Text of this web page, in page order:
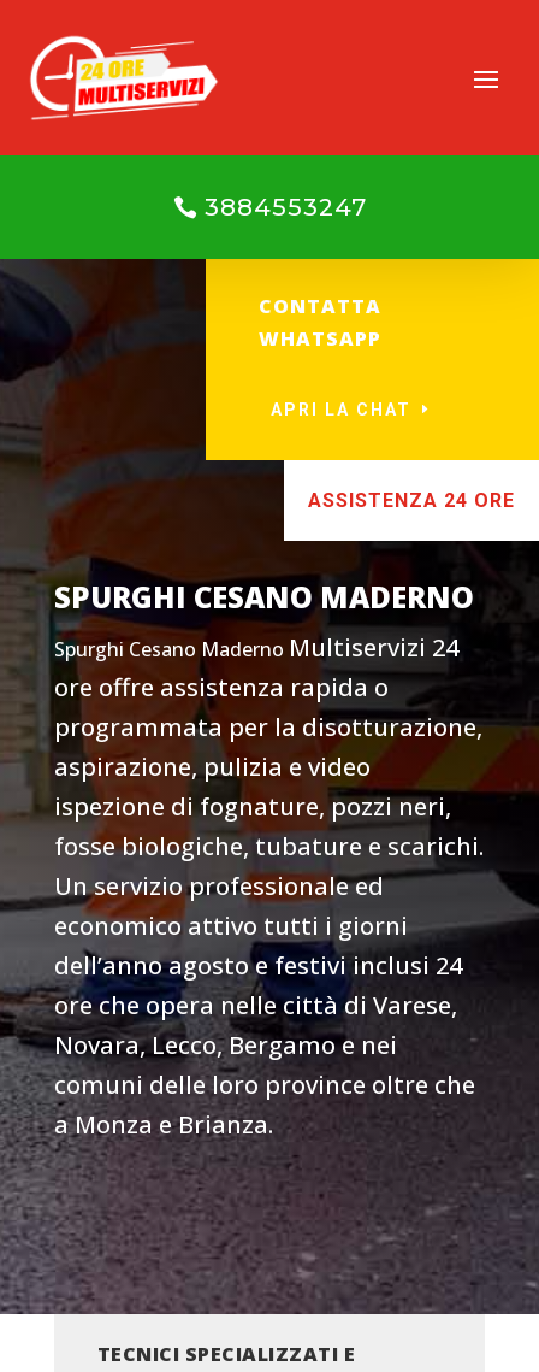
3884553247
CONTATTA
WHATSAPP
APRI LA CHAT
ASSISTENZA 24 ORE
SPURGHI CESANO MADERNO
Spurghi Cesano Maderno Multiservizi 24
ore offre assistenza rapida o
programmata per la disotturazione,
aspirazione, pulizia e video
ispezione di fognature, pozzi neri,
fosse biologiche, tubature e scarichi.
Un servizio professionale ed
economico attivo tutti i giorni
dell’anno agosto e festivi inclusi 24
ore che opera nelle città di Varese,
Novara, Lecco, Bergamo e nei
comuni delle loro province oltre che
a Monza e Brianza.
TECNICI SPECIALIZZATI E